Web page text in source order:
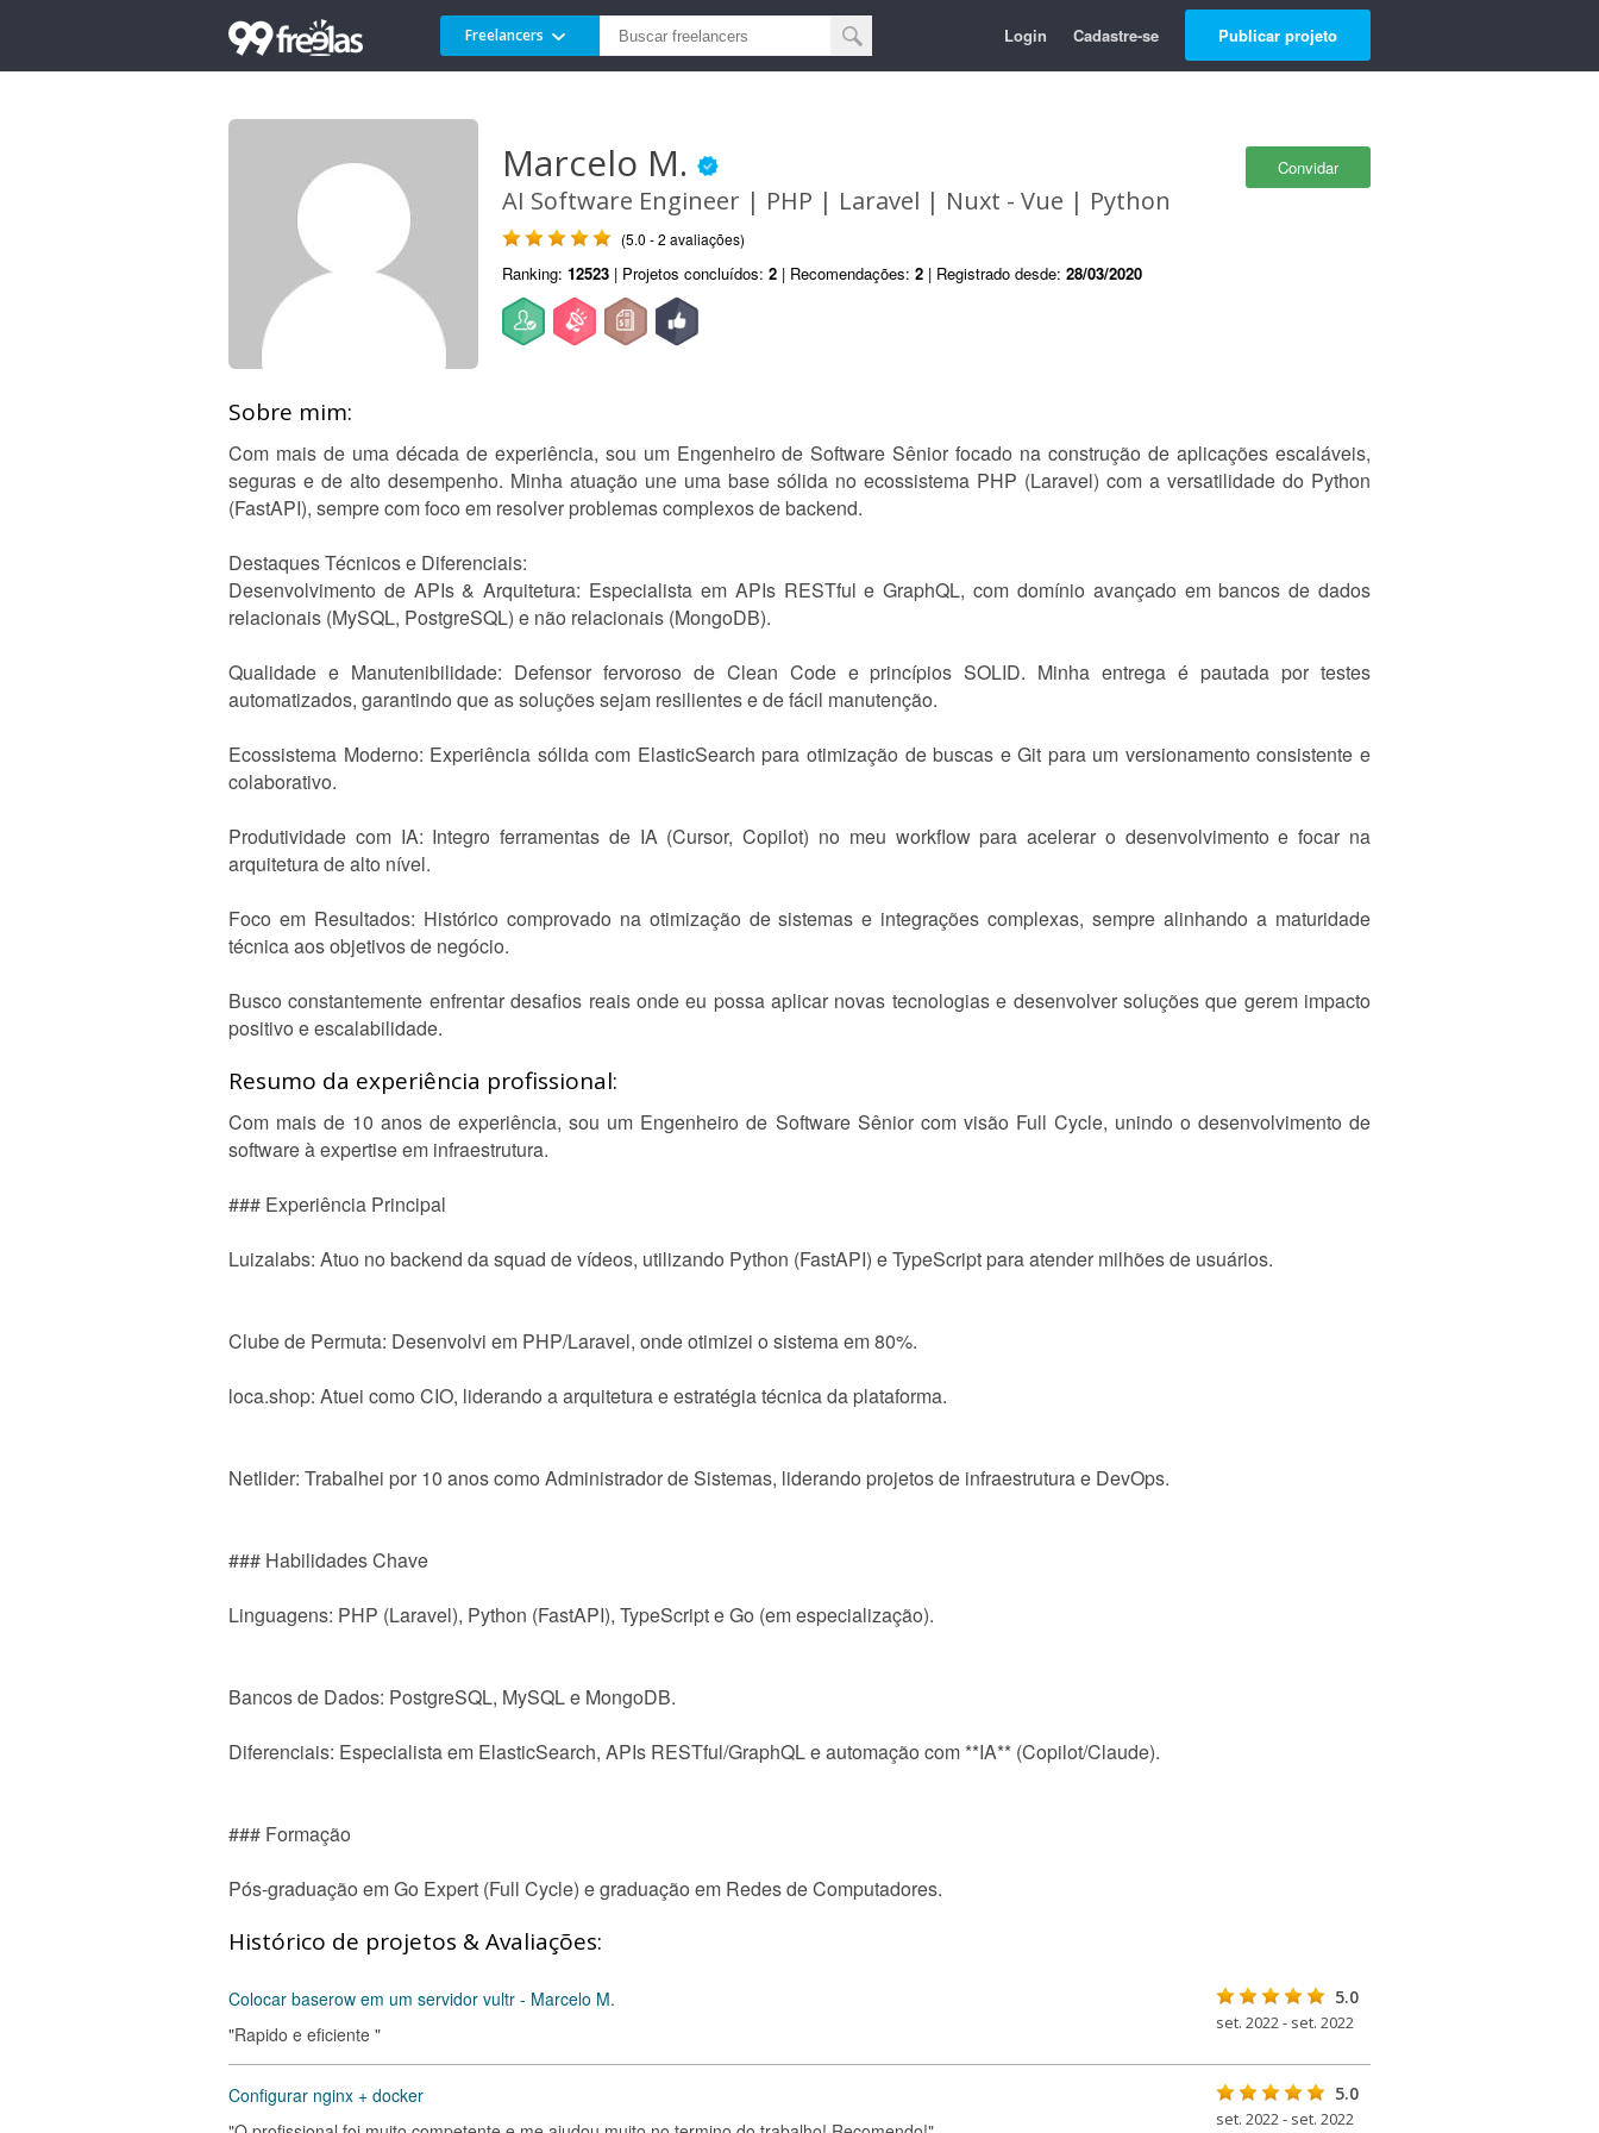
Freelancers Login Cadastre-se Publicar projeto
Convidar
Marcelo M.
AI Software Engineer | PHP | Laravel | Nuxt - Vue | Python
(5.0 - 2 avaliações)
Ranking: 12523 | Projetos concluídos: 2 | Recomendações: 2 | Registrado desde: 28/03/2020
Sobre mim:
Com mais de uma década de experiência, sou um Engenheiro de Software Sênior focado na construção de aplicações escaláveis,
seguras e de alto desempenho. Minha atuação une uma base sólida no ecossistema PHP (Laravel) com a versatilidade do Python
(FastAPI), sempre com foco em resolver problemas complexos de backend.
Destaques Técnicos e Diferenciais:
Desenvolvimento de APIs & Arquitetura: Especialista em APIs RESTful e GraphQL, com domínio avançado em bancos de dados
relacionais (MySQL, PostgreSQL) e não relacionais (MongoDB).
Qualidade e Manutenibilidade: Defensor fervoroso de Clean Code e princípios SOLID. Minha entrega é pautada por testes
automatizados, garantindo que as soluções sejam resilientes e de fácil manutenção.
Ecossistema Moderno: Experiência sólida com ElasticSearch para otimização de buscas e Git para um versionamento consistente e
colaborativo.
Produtividade com IA: Integro ferramentas de IA (Cursor, Copilot) no meu workflow para acelerar o desenvolvimento e focar na
arquitetura de alto nível.
Foco em Resultados: Histórico comprovado na otimização de sistemas e integrações complexas, sempre alinhando a maturidade
técnica aos objetivos de negócio.
Busco constantemente enfrentar desafios reais onde eu possa aplicar novas tecnologias e desenvolver soluções que gerem impacto
positivo e escalabilidade.
Resumo da experiência profissional:
Com mais de 10 anos de experiência, sou um Engenheiro de Software Sênior com visão Full Cycle, unindo o desenvolvimento de
software à expertise em infraestrutura.
### Experiência Principal
Luizalabs: Atuo no backend da squad de vídeos, utilizando Python (FastAPI) e TypeScript para atender milhões de usuários.
Clube de Permuta: Desenvolvi em PHP/Laravel, onde otimizei o sistema em 80%.
loca.shop: Atuei como CIO, liderando a arquitetura e estratégia técnica da plataforma.
Netlider: Trabalhei por 10 anos como Administrador de Sistemas, liderando projetos de infraestrutura e DevOps.
### Habilidades Chave
Linguagens: PHP (Laravel), Python (FastAPI), TypeScript e Go (em especialização).
Bancos de Dados: PostgreSQL, MySQL e MongoDB.
Diferenciais: Especialista em ElasticSearch, APIs RESTful/GraphQL e automação com **IA** (Copilot/Claude).
### Formação
Pós-graduação em Go Expert (Full Cycle) e graduação em Redes de Computadores.
Histórico de projetos & Avaliações:
Colocar baserow em um servidor vultr - Marcelo M.
"Rapido e eficiente "
5.0
set. 2022 - set. 2022
Configurar nginx + docker
5.0
set. 2022 - set. 2022